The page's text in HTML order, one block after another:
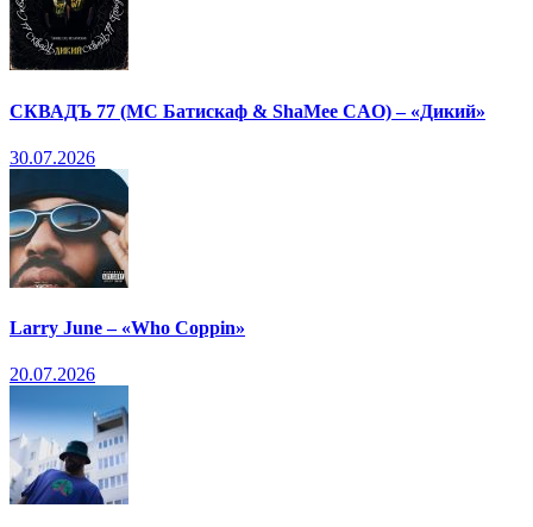
СКВАДЪ 77 (МС Батискаф & ShaMee CAO) – «Дикий»
30.07.2026
Larry June – «Who Coppin»
20.07.2026